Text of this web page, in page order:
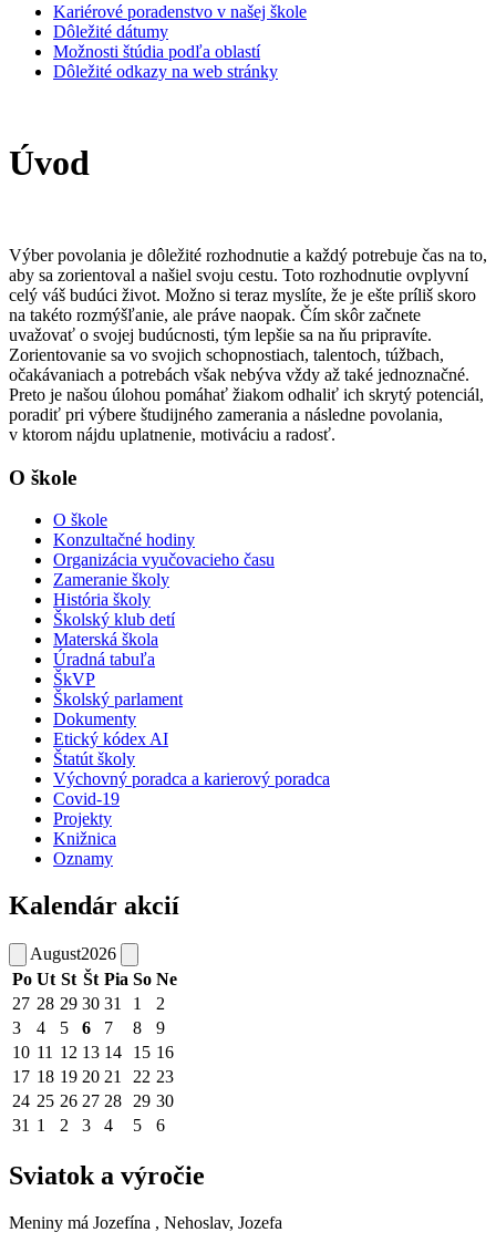
Kariérové poradenstvo v našej škole
Dôležité dátumy
Možnosti štúdia podľa oblastí
Dôležité odkazy na web stránky
Úvod
Výber povolania je dôležité rozhodnutie a každý potrebuje čas na to,
aby sa zorientoval a našiel svoju cestu. Toto rozhodnutie ovplyvní
celý váš budúci život. Možno si teraz myslíte, že je ešte príliš skoro
na takéto rozmýšľanie, ale práve naopak. Čím skôr začnete
uvažovať o svojej budúcnosti, tým lepšie sa na ňu pripravíte.
Zorientovanie sa vo svojich schopnostiach, talentoch, túžbach,
očakávaniach a potrebách však nebýva vždy až také jednoznačné.
Preto je našou úlohou pomáhať žiakom odhaliť ich skrytý potenciál,
poradiť pri výbere študijného zamerania a následne povolania,
v ktorom nájdu uplatnenie, motiváciu a radosť.
O škole
O škole
Konzultačné hodiny
Organizácia vyučovacieho času
Zameranie školy
História školy
Školský klub detí
Materská škola
Úradná tabuľa
ŠkVP
Školský parlament
Dokumenty
Etický kódex AI
Štatút školy
Výchovný poradca a karierový poradca
Covid-19
Projekty
Knižnica
Oznamy
Kalendár akcií
August2026
Po Ut St Št Pia So Ne
27 28 29 30 31 1
2
3
4 5 6 7 8
9
10 11 12 13 14 15 16
17 18 19 20 21 22 23
24 25 26 27 28 29 30
31 1 2 3 4 5 6
Sviatok a výročie
Meniny má Jozefína , Nehoslav, Jozefa